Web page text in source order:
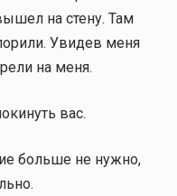
на стену. Там
Увидев меня
на меня.
вас.
больше не нужно,